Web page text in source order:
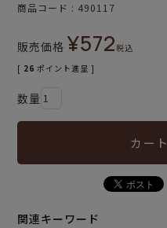
商品コード 490117
販売価格 ¥572税込
[ 26 ポイント進呈 ]
カー
関連キーワード